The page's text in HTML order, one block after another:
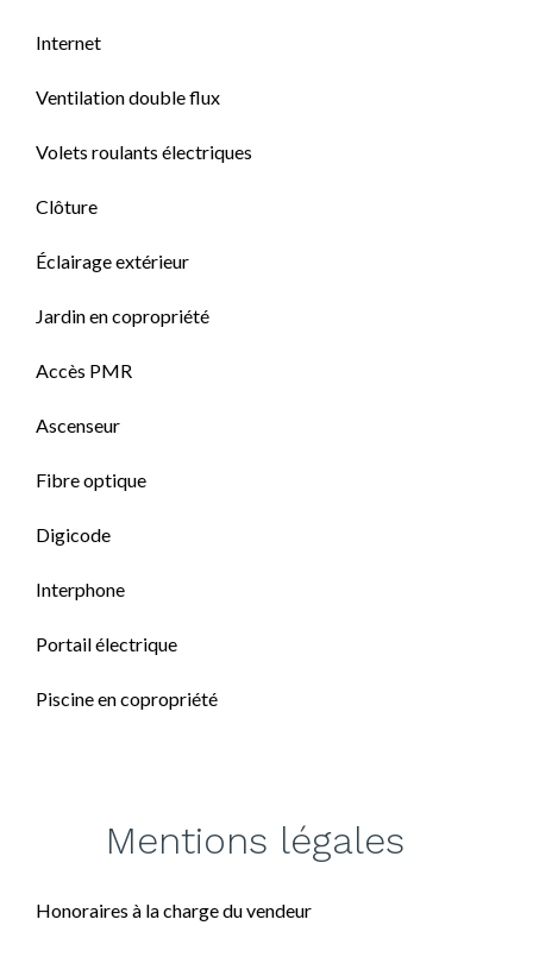
Internet
Ventilation double flux
Volets roulants électriques
Clôture
Éclairage extérieur
Jardin en copropriété
Accès PMR
Ascenseur
Fibre optique
Digicode
Interphone
Portail électrique
Piscine en copropriété
Mentions légales
Honoraires à la charge du vendeur